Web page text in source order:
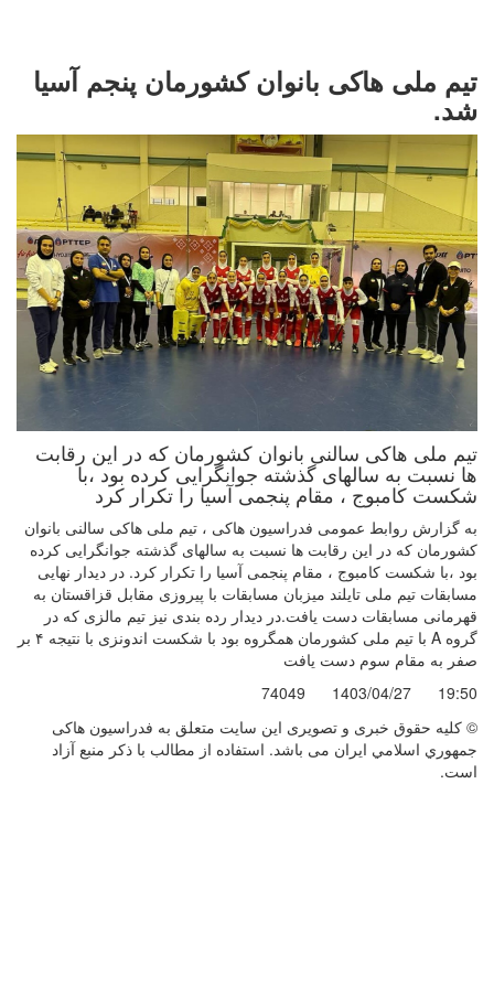
تیم ملی هاکی بانوان کشورمان پنجم آسیا
شد.
تیم ملی هاکی سالنی بانوان کشورمان که در این رقابت
ها نسبت به سالهای گذشته جوانگرایی کرده بود ،با
شکست کامبوج ، مقام پنجمی آسیا را تکرار کرد
به گزارش روابط عمومی فدراسیون هاکی ، تیم ملی هاکی سالنی بانوان
کشورمان که در این رقابت ها نسبت به سالهای گذشته جوانگرایی کرده
بود ،با شکست کامبوج ، مقام پنجمی آسیا را تکرار کرد. در دیدار نهایی
مسابقات تیم ملی تایلند میزبان مسابقات با پیروزی مقابل قزاقستان به
قهرمانی مسابقات دست یافت.در دیدار رده بندی نیز تیم مالزی که در
گروه A با تیم ملی کشورمان همگروه بود با شکست اندونزی با نتیجه ۴ بر
صفر به مقام سوم دست یافت
19:50
1403/04/27
74049
© کليه حقوق خبری و تصويری اين سايت متعلق به فدراسيون هاکی
جمهوري اسلامي ايران می باشد. استفاده از مطالب با ذكر منبع آزاد
است.